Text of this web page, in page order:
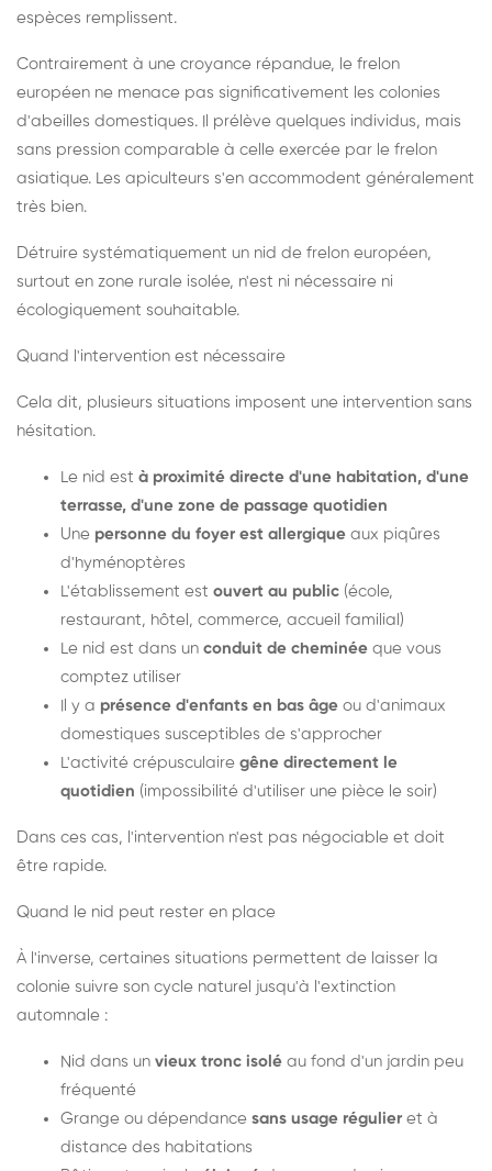
espèces remplissent.
Contrairement à une croyance répandue, le frelon
européen ne menace pas significativement les colonies
d'abeilles domestiques. Il prélève quelques individus, mais
sans pression comparable à celle exercée par le frelon
asiatique. Les apiculteurs s'en accommodent généralement
très bien.
Détruire systématiquement un nid de frelon européen,
surtout en zone rurale isolée, n'est ni nécessaire ni
écologiquement souhaitable.
Quand l'intervention est nécessaire
Cela dit, plusieurs situations imposent une intervention sans
hésitation.
Le nid est à proximité directe d'une habitation, d'une
terrasse, d'une zone de passage quotidien
Une personne du foyer est allergique aux piqûres
d'hyménoptères
L'établissement est ouvert au public (école,
restaurant, hôtel, commerce, accueil familial)
Le nid est dans un conduit de cheminée que vous
comptez utiliser
Il y a présence d'enfants en bas âge ou d'animaux
domestiques susceptibles de s'approcher
L'activité crépusculaire gêne directement le
quotidien (impossibilité d'utiliser une pièce le soir)
Dans ces cas, l'intervention n'est pas négociable et doit
être rapide.
Quand le nid peut rester en place
À l'inverse, certaines situations permettent de laisser la
colonie suivre son cycle naturel jusqu'à l'extinction
automnale :
Nid dans un vieux tronc isolé au fond d'un jardin peu
fréquenté
Grange ou dépendance sans usage régulier et à
distance des habitations